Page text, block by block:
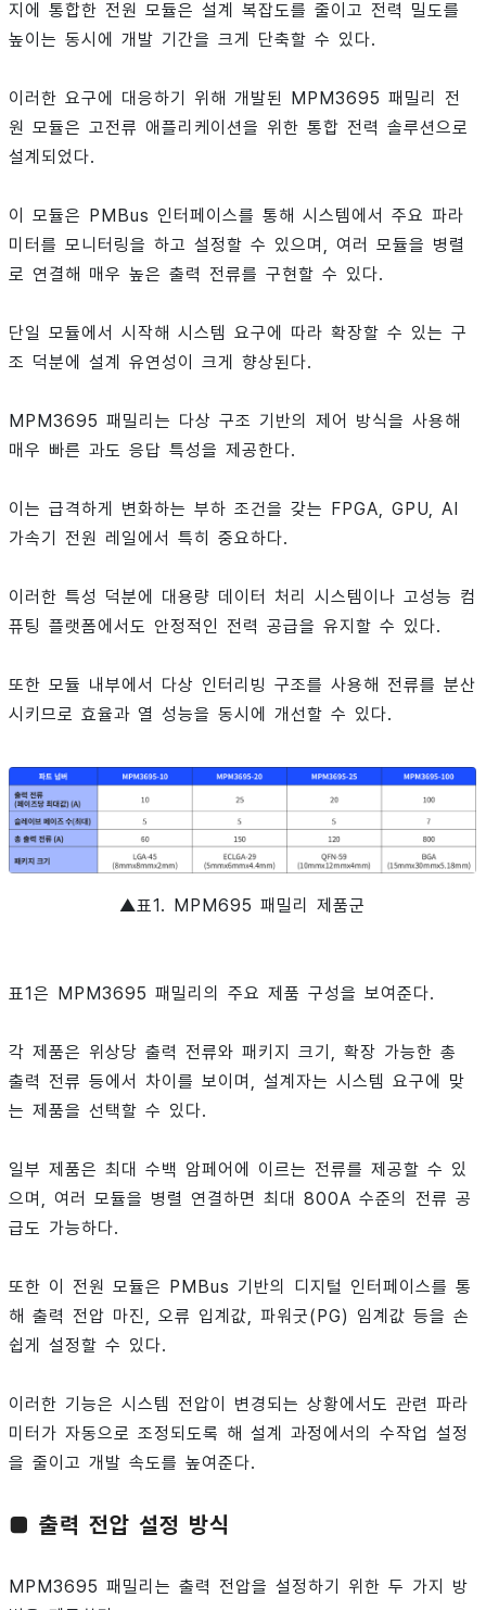
지에 통합한 전원 모듈은 설계 복잡도를 줄이고 전력 밀도를
높이는 동시에 개발 기간을 크게 단축할 수 있다.
이러한 요구에 대응하기 위해 개발된 MPM3695 패밀리 전
원 모듈은 고전류 애플리케이션을 위한 통합 전력 솔루션으로
설계되었다.
이 모듈은 PMBus 인터페이스를 통해 시스템에서 주요 파라
미터를 모니터링을 하고 설정할 수 있으며, 여러 모듈을 병렬
로 연결해 매우 높은 출력 전류를 구현할 수 있다.
단일 모듈에서 시작해 시스템 요구에 따라 확장할 수 있는 구
조 덕분에 설계 유연성이 크게 향상된다.
MPM3695 패밀리는 다상 구조 기반의 제어 방식을 사용해
매우 빠른 과도 응답 특성을 제공한다.
이는 급격하게 변화하는 부하 조건을 갖는 FPGA, GPU, AI
가속기 전원 레일에서 특히 중요하다.
이러한 특성 덕분에 대용량 데이터 처리 시스템이나 고성능 컴
퓨팅 플랫폼에서도 안정적인 전력 공급을 유지할 수 있다.
또한 모듈 내부에서 다상 인터리빙 구조를 사용해 전류를 분산
시키므로 효율과 열 성능을 동시에 개선할 수 있다.
▲표1. MPM695 패밀리 제품군
표1은 MPM3695 패밀리의 주요 제품 구성을 보여준다.
각 제품은 위상당 출력 전류와 패키지 크기, 확장 가능한 총
출력 전류 등에서 차이를 보이며, 설계자는 시스템 요구에 맞
는 제품을 선택할 수 있다.
일부 제품은 최대 수백 암페어에 이르는 전류를 제공할 수 있
으며, 여러 모듈을 병렬 연결하면 최대 800A 수준의 전류 공
급도 가능하다.
또한 이 전원 모듈은 PMBus 기반의 디지털 인터페이스를 통
해 출력 전압 마진, 오류 입계값, 파워굿(PG) 임계값 등을 손
쉽게 설정할 수 있다.
이러한 기능은 시스템 전압이 변경되는 상황에서도 관련 파라
미터가 자동으로 조정되도록 해 설계 과정에서의 수작업 설정
을 줄이고 개발 속도를 높여준다.
■ 출력 전압 설정 방식
MPM3695 패밀리는 출력 전압을 설정하기 위한 두 가지 방